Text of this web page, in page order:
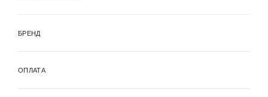
БРЕНД
ОПЛАТА